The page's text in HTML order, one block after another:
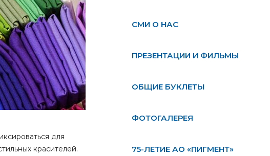
для
красителей.
СМИ О НАС
ПРЕЗЕНТАЦИИ И ФИЛЬМЫ
ОБЩИЕ БУКЛЕТЫ
ФОТОГАЛЕРЕЯ
75-ЛЕТИЕ АО «ПИГМЕНТ»